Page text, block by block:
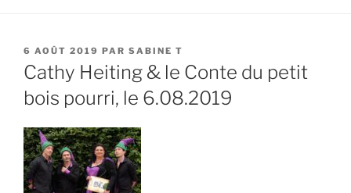
PUBLIÉ
LE
6 AOÛT 2019 PAR SABINE T
Cathy Heiting & le Conte du petit
bois pourri, le 6.08.2019